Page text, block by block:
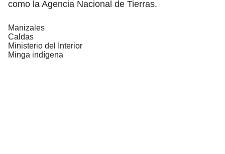
como la Agencia Nacional de Tierras.
Manizales
Caldas
Ministerio del Interior
Minga indígena